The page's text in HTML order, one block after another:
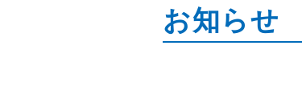
お知らせ